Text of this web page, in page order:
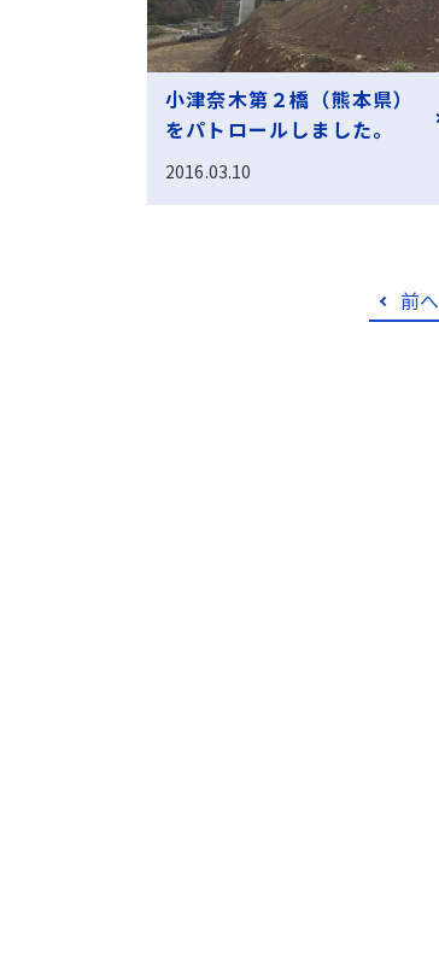
小津奈木第２橋（熊本県）
をパトロールしました。
2016.03.10
前へ